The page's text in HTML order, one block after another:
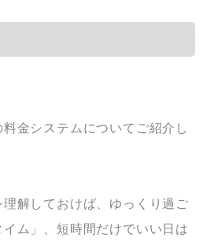
金システムについてご紹介し
解しておけば、ゆっくり過ご
ム」、短時間だけでいい日は